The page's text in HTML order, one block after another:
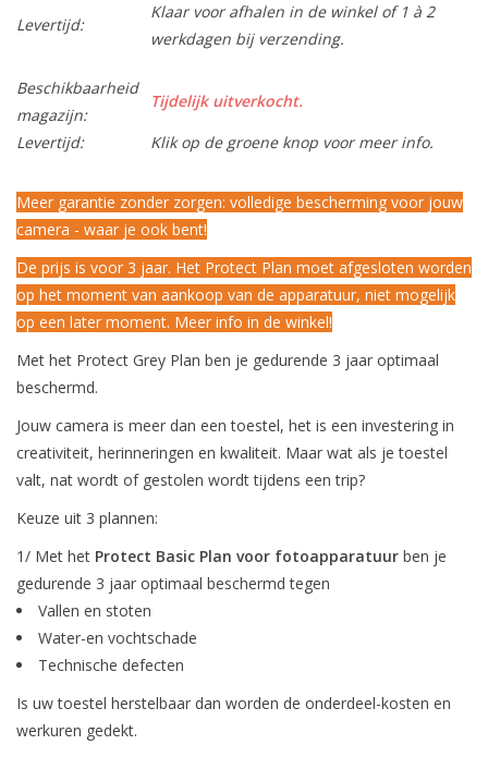
Levertijd:
Klaar voor afhalen in de winkel of 1 à 2
werkdagen bij verzending.
Beschikbaarheid
magazijn:
Tijdelijk uitverkocht.
Levertijd:
Klik op de groene knop voor meer info.
Meer garantie zonder zorgen: volledige bescherming voor jouw
camera - waar je ook bent!
De prijs is voor 3 jaar. Het Protect Plan moet afgesloten worden
op het moment van aankoop van de apparatuur, niet mogelijk
op een later moment. Meer info in de winkel!
Met het Protect Grey Plan ben je gedurende 3 jaar optimaal
beschermd.
Jouw camera is meer dan een toestel, het is een investering in
creativiteit, herinneringen en kwaliteit. Maar wat als je toestel
valt, nat wordt of gestolen wordt tijdens een trip?
Keuze uit 3 plannen:
1/ Met het Protect Basic Plan voor fotoapparatuur ben je
gedurende 3 jaar optimaal beschermd tegen
Vallen en stoten
Water-en vochtschade
Technische defecten
Is uw toestel herstelbaar dan worden de onderdeel-kosten en
werkuren gedekt.